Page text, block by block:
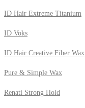
ID Hair Extreme Titanium
ID Voks
ID Hair Creative Fiber Wax
Pure & Simple Wax
Renati Strong Hold